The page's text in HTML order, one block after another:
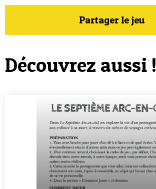
Partager le jeu
Découvrez aussi !